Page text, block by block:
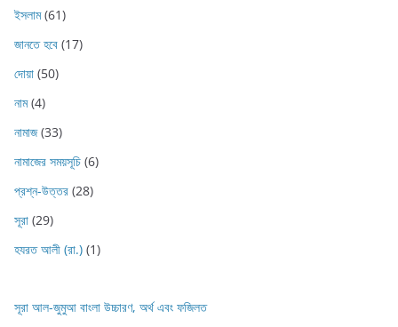
ইসলাম(61)
জানতে হবে (17)
দোয়া (50)
নাম(4)
নামাজ(33)
নামাজের সময়সূচি (6)
প্রশ্ন-উত্তর (28)
সূরা (29)
হযরত আলী (রা.) (1)
সূরা আল-জুমুআ বাংলা উচ্চারণ, অর্থ এবং ফজিলত